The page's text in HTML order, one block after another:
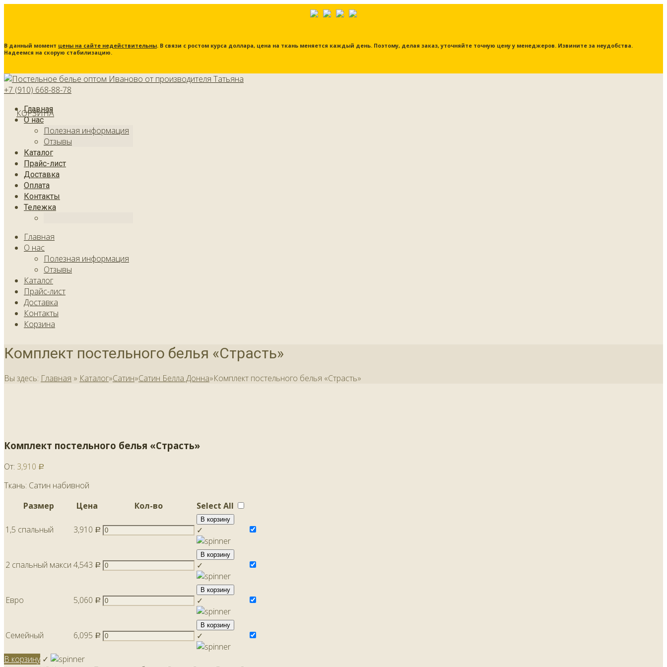
В данный момент цены на сайте недействительны. В связи с ростом курса доллара, цена на ткань меняется каждый день. Поэтому, делая заказ, уточняйте точную цену у менеджеров. Извините за неудобства.
Надеемся на скорую стабилизацию.
+7 (910) 668-88-78
КОРЗИНА
Главная
О нас
Полезная информация
Отзывы
Каталог
Прайс-лист
Доставка
Оплата
Контакты
Тележка
Главная
О нас
Полезная информация
Отзывы
Каталог
Прайс-лист
Доставка
Контакты
Корзина
Комплект постельного белья «Страсть»
Вы здесь: Главная » Каталог»Сатин»Сатин Белла Донна»Комплект постельного белья «Страсть»
Комплект постельного белья «Страсть»
От: 3,910 Р
Ткань: Сатин набивной
Размер
Цена Кол-во Select All
1,5 спальный 3,910 Р
В корзину
✓
2 спальный макси 4,543 Р
В корзину
✓
Евро 5,060 Р
В корзину
✓
Семейный 6,095 Р
В корзину
✓
В корзину ✓